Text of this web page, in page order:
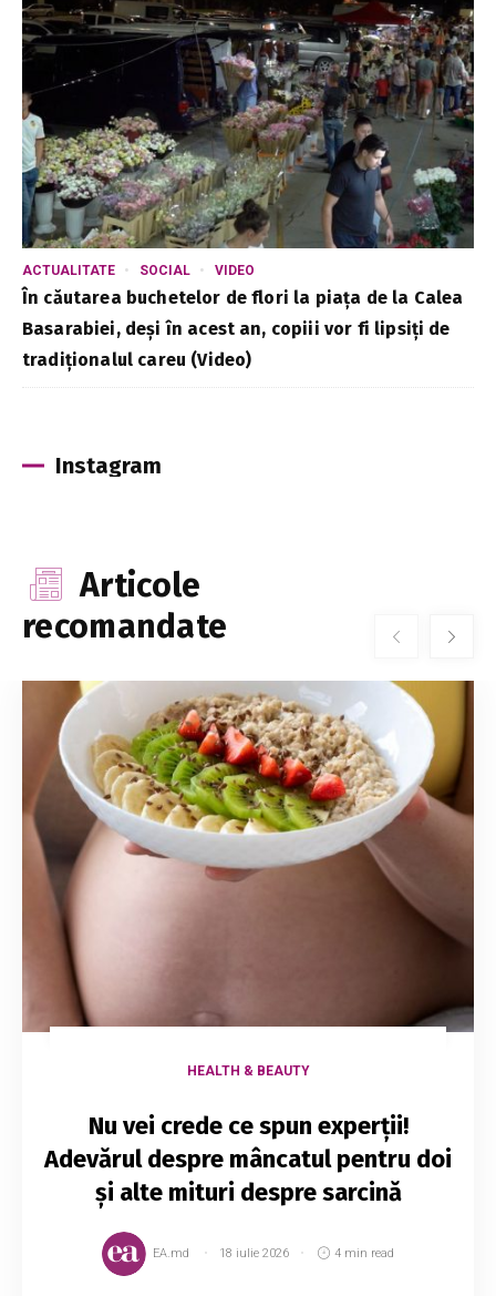
ACTUALITATE SOCIAL VIDEO
În căutarea buchetelor de flori la piața de la Calea
Basarabiei, deși în acest an, copiii vor fi lipsiți de
tradiționalul careu (Video)
Instagram
Articole
recomandate
HEALTH & BEAUTY
Nu vei crede ce spun experții!
Adevărul despre mâncatul pentru doi
și alte mituri despre sarcină
EA.md 18 iulie 2026 4 min read